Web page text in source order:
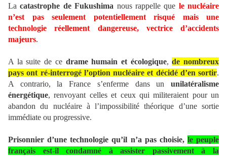
Lacatastrophe de Fukushima nous rappelle que le nucléaire
n’est pas seulement potentiellement risqué mais une
technologie réellement dangereuse, vectrice d’accidents
majeurs.
A la suite de ce drame humain et écologique,de nombreux
pays ont ré-interrogé l’option nucléaire et décidé d’en sortir.
A contrario, la France s’enferme dans un unilatéralisme
énergétique, renvoyant celles et ceux qui militeraient pour un
abandon du nucléaire à l’impossibilité théorique d’une sortie
immédiate ou progressive.
Prisonnier d’une technologie qu’il n’a pas choisie, le peuple
français est-il condamné à assister passivement à la